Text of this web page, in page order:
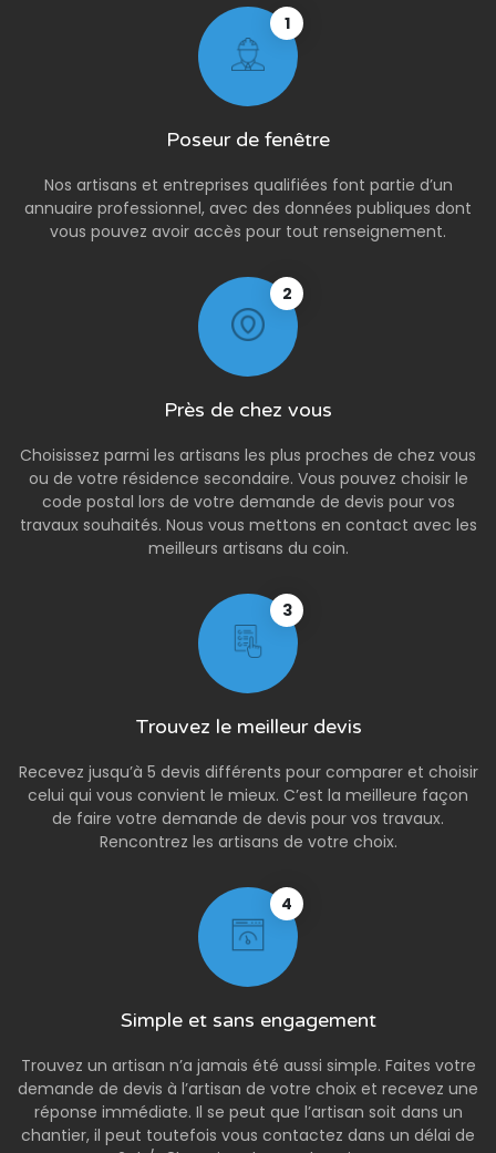
1
Poseur de fenêtre
Nos artisans et entreprises qualifiées font partie d’un
annuaire professionnel, avec des données publiques dont
vous pouvez avoir accès pour tout renseignement.
2
Près de chez vous
Choisissez parmi les artisans les plus proches de chez vous
ou de votre résidence secondaire. Vous pouvez choisir le
code postal lors de votre demande de devis pour vos
travaux souhaités. Nous vous mettons en contact avec les
meilleurs artisans du coin.
3
Trouvez le meilleur devis
Recevez jusqu’à 5 devis différents pour comparer et choisir
celui qui vous convient le mieux. C’est la meilleure façon
de faire votre demande de devis pour vos travaux.
Rencontrez les artisans de votre choix.
4
Simple et sans engagement
Trouvez un artisan n’a jamais été aussi simple. Faites votre
demande de devis à l’artisan de votre choix et recevez une
réponse immédiate. Il se peut que l’artisan soit dans un
chantier, il peut toutefois vous contactez dans un délai de